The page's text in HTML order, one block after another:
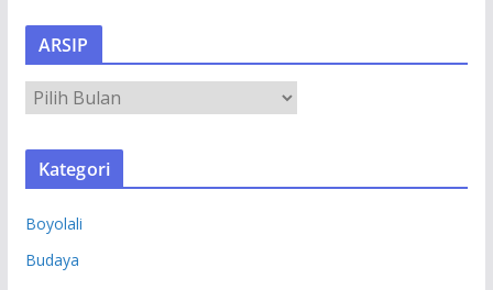
ARSIP
R
S
Kategori
Boyolali
Budaya